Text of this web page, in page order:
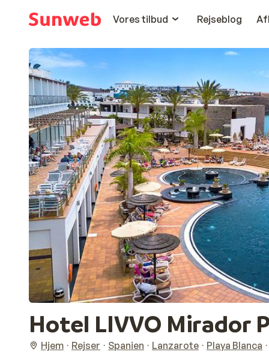
Vores tilbud
Rejseblog
Hotel LIVVO Mirador
Hjem Rejser Spanien Lanzarote Playa Blanca